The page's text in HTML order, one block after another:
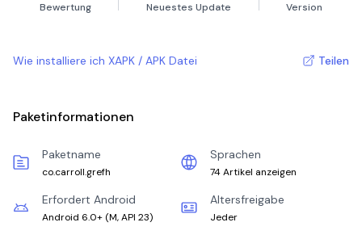
Bewertung Neuestes Update Version
Wie installiere ich XAPK / APK Datei Teilen
Paketinformationen
Paketname
co.carroll.grefh
Sprachen
74 Artikel anzeigen
Erfordert Android
Android 6.0+ (M, API 23)
Altersfreigabe
Jeder